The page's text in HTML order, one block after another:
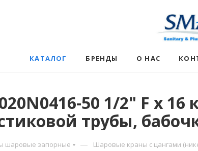
КАТАЛОГ БРЕНДЫ О НАС
50 1/2" F x
трубы,
шаровые запорные — Шаровые краны с цангами